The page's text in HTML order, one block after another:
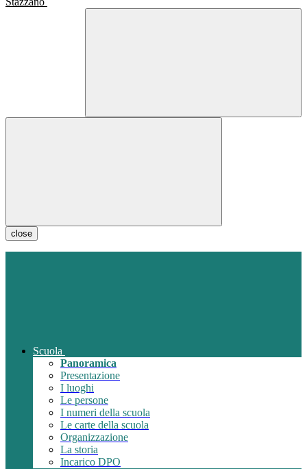
close
Scuola
Panoramica
Presentazione
I luoghi
Le persone
I numeri della scuola
Le carte della scuola
Organizzazione
La storia
Incarico DPO